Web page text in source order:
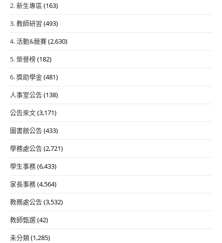
2. 新生專區 (163)
3. 教師研習 (493)
4. 活動&競賽(2,630)
5. 榮譽榜(182)
6. 獎助學金(481)
人事室公告(138)
公告來文(3,171)
圖書館公告(433)
學務處公告(2,721)
學生事務(6,433)
家長事務(4,564)
教務處公告(3,532)
教師甄選(42)
未分類(1,285)